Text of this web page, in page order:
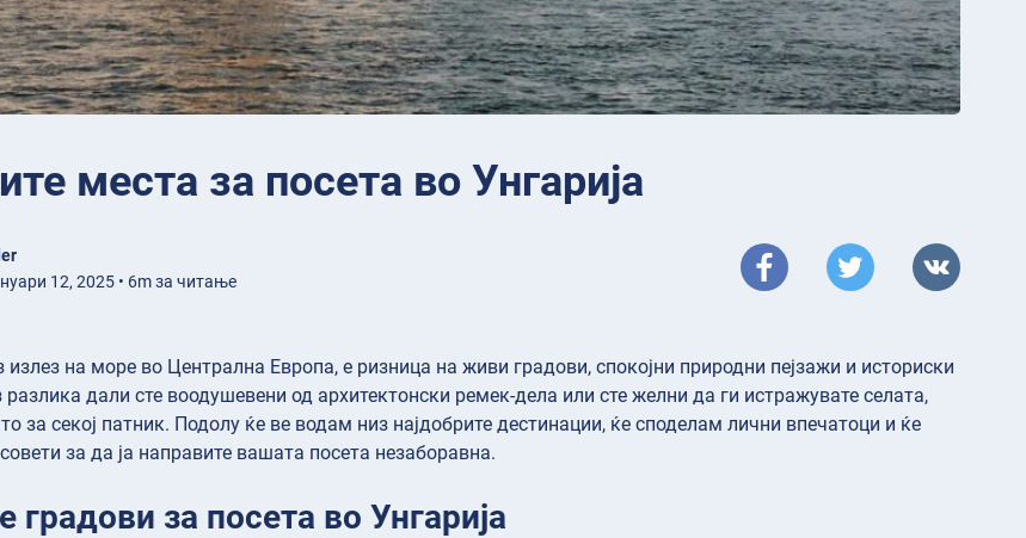
места за посета во Унгарија
12, 2025 • 6m за читање
излез на море во Централна Европа, е ризница на живи градови, спокојни природни пејзажи и историски
дали сте воодушевени од архитектонски ремек-дела или сте желни да ги истражувате селата,
за секој патник. Подолу ќе ве водам низ најдобрите дестинации, ќе споделам лични впечатоци и ќе
за да ја направите вашата посета незаборавна.
градови за посета во Унгарија